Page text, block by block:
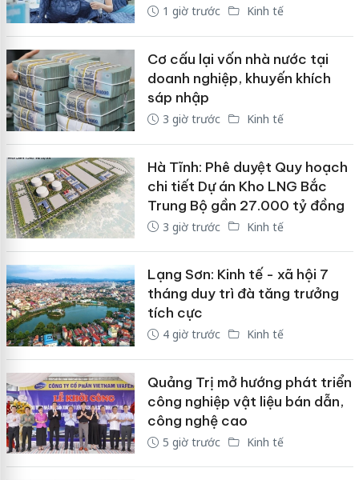
1 giờ trước Kinh tế
Cơ cấu lại vốn nhà nước tại
doanh nghiệp, khuyến khích
sáp nhập
3 giờ trước Kinh tế
Hà Tĩnh: Phê duyệt Quy hoạch
chi tiết Dự án Kho LNG Bắc
Trung Bộ gần 27.000 tỷ đồng
3 giờ trước Kinh tế
Lạng Sơn: Kinh tế - xã hội 7
tháng duy trì đà tăng trưởng
tích cực
4 giờ trước Kinh tế
Quảng Trị mở hướng phát triển
công nghiệp vật liệu bán dẫn,
công nghệ cao
5 giờ trước Kinh tế